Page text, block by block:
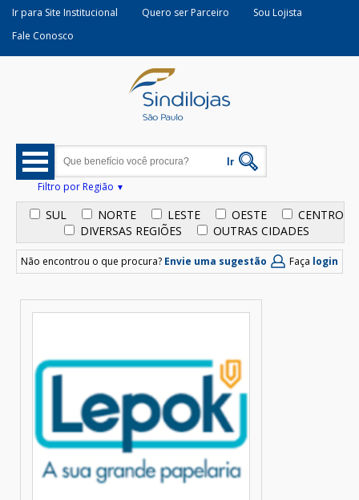
Ir para Site Institucional Quero ser Parceiro
Sou Lojista
Fale Conosco
Filtro por Região
SUL NORTE LESTE OESTE
CENTRO
DIVERSAS REGIÕES
OUTRAS CIDADES
Não encontrou o que procura? Envie uma sugestão Faça login